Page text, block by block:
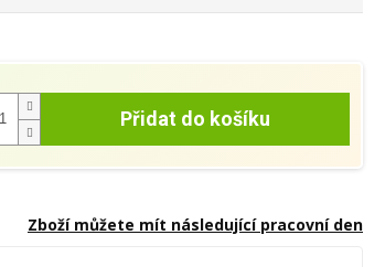
Přidat do košíku
Zboží můžete mít následující pracovní den